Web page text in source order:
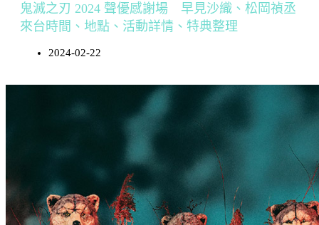
鬼滅之刃 2024 聲優感謝場 早見沙織、松岡禎丞
來台時間、地點、活動詳情、特典整理
2024-02-22